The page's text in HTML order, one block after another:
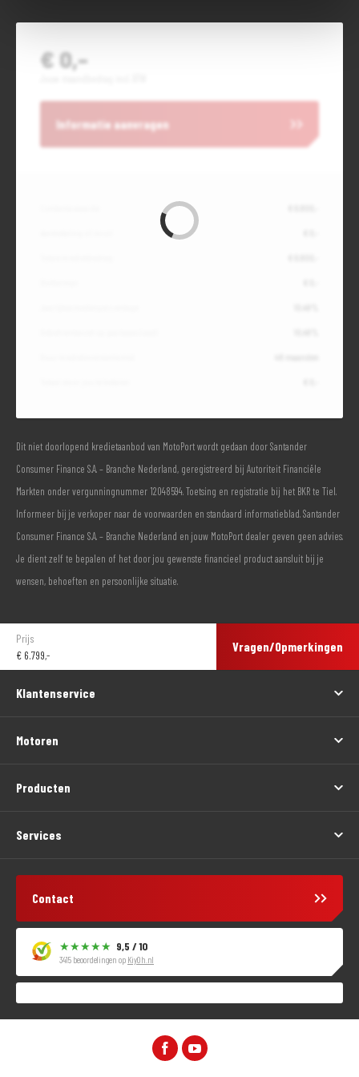
€ 0,-
Informatie aanvragen
Dit niet doorlopend kredietaanbod van MotoPort wordt gedaan door Santander
Consumer Finance S.A. – Branche Nederland, geregistreerd bij Autoriteit Financiële
Markten onder vergunningnummer 12048594. Toetsing en registratie bij het BKR te Tiel.
Informeer bij je verkoper naar de voorwaarden en standaard informatieblad. Santander
Consumer Finance S.A. – Branche Nederland en jouw MotoPort dealer geven geen advies.
Je dient zelf te bepalen of het door jou gewenste financieel product aansluit bij je
wensen, behoeften en persoonlijke situatie.
Prijs
€ 6.799,-
Vragen/Opmerkingen
Klantenservice
Motoren
Producten
Services
Contact
9,5 / 10
3415 beoordelingen op KiyOh.nl